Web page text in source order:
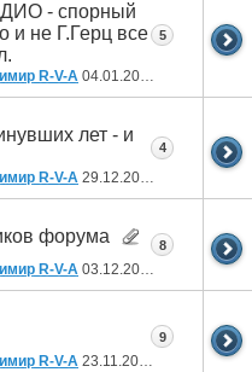
- спорный
и не Г.Герц все
R-V-A 04.01.2022
5
лет - и
R-V-A 29.12.2021
4
форума
R-V-A 03.12.2021
8
R-V-A 23.11.2021
9